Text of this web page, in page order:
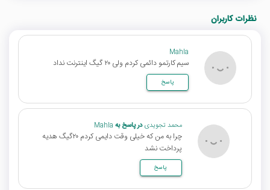
نظرات کاربران
Mahla
سیم کارتمو دائمی کردم‌ ولی ۲۰ گیگ اینترنت نداد
پاسخ
محمد تجویدیدر پاسخ به
چرا به من که خیلی وقت دایمی کردم ۲۰گیگ هدیه
پرداخت نشد
پاسخ